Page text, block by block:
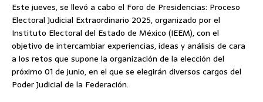
Este jueves, se llevó a cabo el Foro de Presidencias: Proceso
Electoral Judicial Extraordinario 2025, organizado por el
Instituto Electoral del Estado de México (IEEM), con el
objetivo de intercambiar experiencias, ideas y análisis de cara
a los retos que supone la organización de la elección del
próximo 01 de junio, en el que se elegirán diversos cargos del
Poder Judicial de la Federación.